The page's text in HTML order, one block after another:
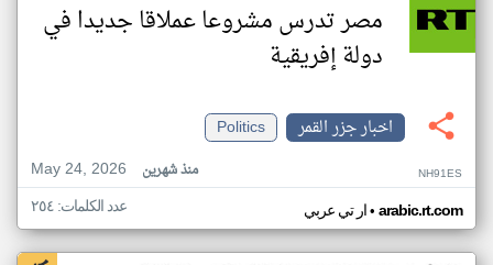
مصر تدرس مشروعا عملاقا جديدا في
دولة إفريقية
اخبار جزر القمر
Politics
May 24, 2026
منذ شهرين NH91ES
ار تي عربي• arabic.rt.com عدد الكلمات: ٢٥٤